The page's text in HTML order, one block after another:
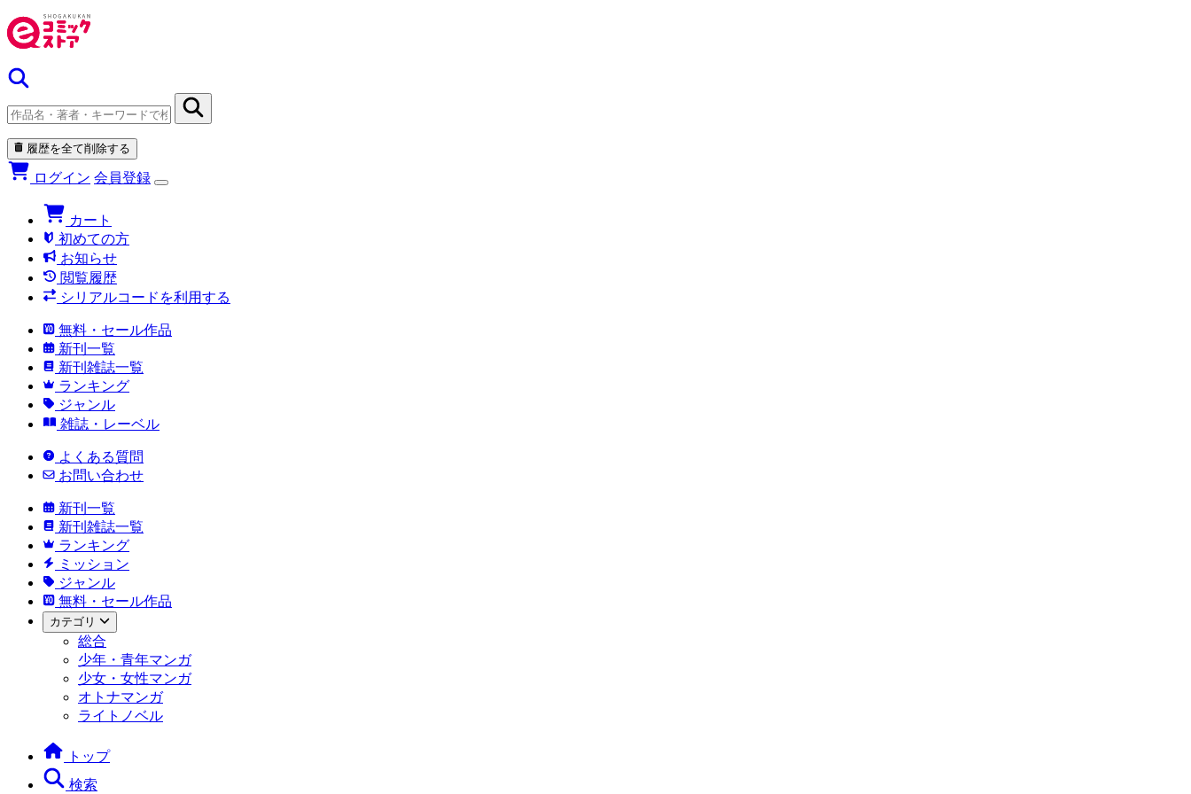
履歴を全て削除する
ログイン 会員登録
カート
初めての方
お知らせ
閲覧履歴
シリアルコードを利用する
無料・セール作品
新刊一覧
新刊雑誌一覧
ランキング
ジャンル
雑誌・レーベル
よくある質問
お問い合わせ
新刊一覧
新刊雑誌一覧
ランキング
ミッション
ジャンル
無料・セール作品
カテゴリ
総合
少年・青年マンガ
少女・女性マンガ
オトナマンガ
ライトノベル
トップ
検索